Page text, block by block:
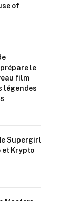
of
le
film
légendes
Supergirl
et Krypto